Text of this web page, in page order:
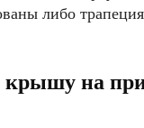
либо
крышу на